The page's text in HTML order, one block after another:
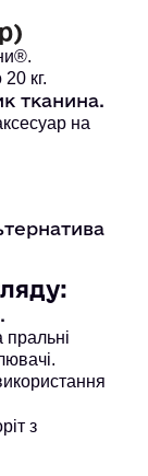
кг.
тканина.
на
пральні
з